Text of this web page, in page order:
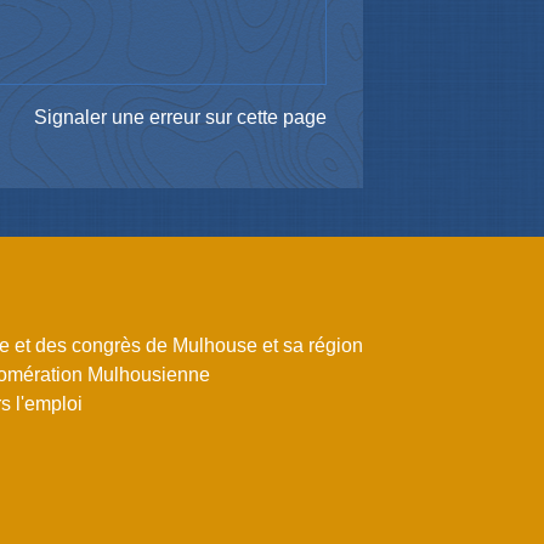
Signaler une erreur sur cette page
et des congrès de Mulhouse et sa région
Mulhousienne
l'emploi